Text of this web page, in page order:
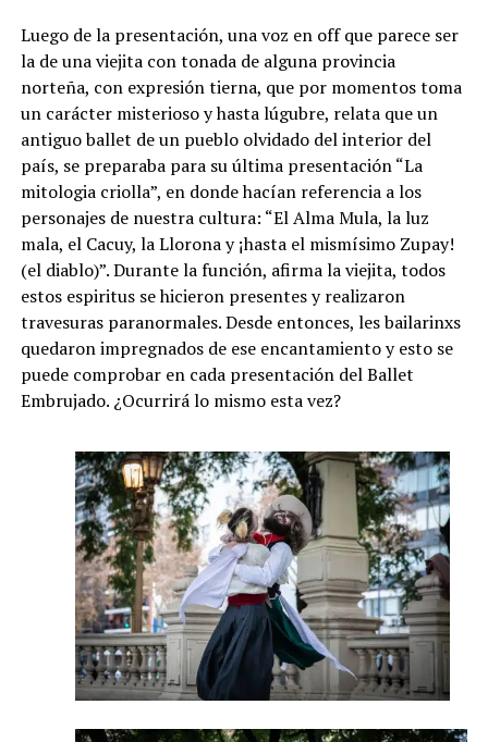
Luego de la presentación, una voz en off que parece ser
la de una viejita con tonada de alguna provincia
norteña, con expresión tierna, que por momentos toma
un carácter misterioso y hasta lúgubre, relata que un
antiguo ballet de un pueblo olvidado del interior del
país, se preparaba para su última presentación “La
mitologia criolla”, en donde hacían referencia a los
personajes de nuestra cultura: “El Alma Mula, la luz
mala, el Cacuy, la Llorona y ¡hasta el mismísimo Zupay!
(el diablo)”. Durante la función, afirma la viejita, todos
estos espiritus se hicieron presentes y realizaron
travesuras paranormales. Desde entonces, les bailarinxs
quedaron impregnados de ese encantamiento y esto se
puede comprobar en cada presentación del Ballet
Embrujado. ¿Ocurrirá lo mismo esta vez?